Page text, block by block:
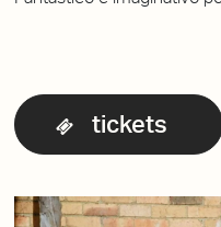
tickets